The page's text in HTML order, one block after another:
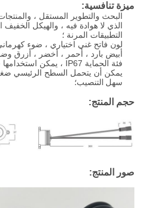
ميزة تنافسية:
البحث والتطوير المستقل ،
الذي لا هوادة فيه ، والهيكل
التطبيقات المرنة ؛
لون فاتح غني اختياري ، ضوء
أبيض بارد ، أحمر ، أخضر ، أزرق
فئة الحماية IP67 ، يمكن استخدامها في عمق 1 متر تحت الماء ؛
يمكن أن يتحمل السطح الرئيسي ضغط يصل إلى
سهل التنصيب؛
حجم المنتج:
صور المنتج: